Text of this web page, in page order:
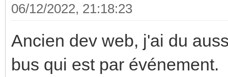
06/12/2022, 21:18:23
Ancien dev web, j'ai du
bus qui est par événement.